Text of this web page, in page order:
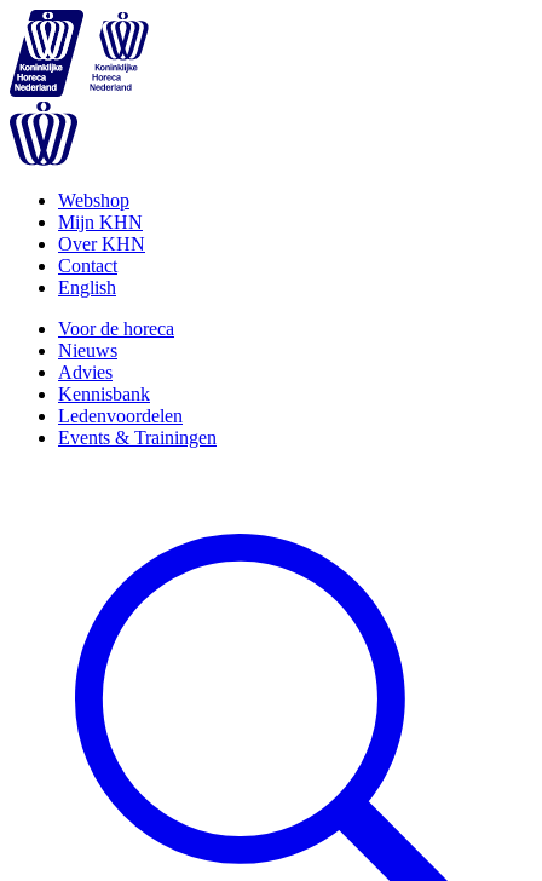
Webshop
Mijn KHN
Over KHN
Contact
English
Voor de horeca
Nieuws
Advies
Kennisbank
Ledenvoordelen
Events & Trainingen